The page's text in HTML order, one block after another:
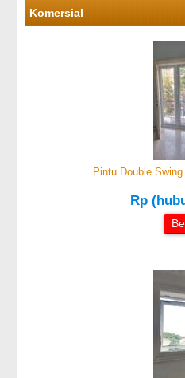
Komersial
Pintu Double
Rp